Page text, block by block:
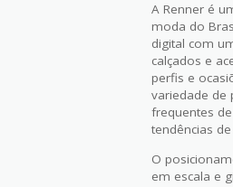
A Renner é
moda do
digital com
calçados e
perfis e
variedade de
frequentes
tendências
O
em escala e